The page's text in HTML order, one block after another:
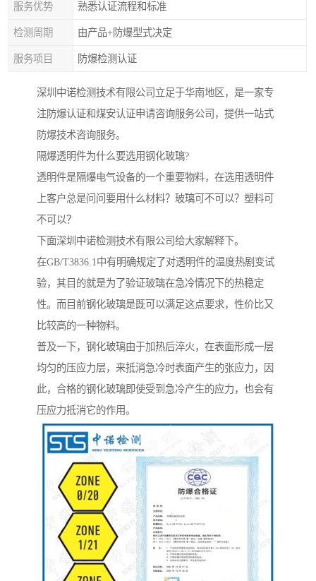
服务优势 熟悉认证流程和标准
检测周期 由产品+防爆型式决定
服务项目 防爆检测认证
深圳中诺检测技术有限公司立足于华南地区，是一家专
注防爆认证和煤安认证申请咨询服务公司，提供一站式
防爆技术咨询服务。
隔爆透明件为什么要选用钢化玻璃?
透明件是隔爆电气设备的一个重要物料，在选用透明件
上客户总是问问要用什么材料？玻璃可不可以？塑料可
不可以？
下面深圳中诺检测技术有限公司给大家解释下。
在GB/T3836.1中有明确规定了对透明件的温度热剧变试
验，其目的就是为了验证玻璃在急冷情况下的热稳定
性。而目前钢化玻璃是既可以满足这点要求，性价比又
比较高的一种物料。
普及一下，钢化玻璃由于加热后淬火，在表面形成一层
均匀的压应力层，来抵消急冷时表面产生的张应力，因
此，合格的钢化玻璃即使受到急冷产生的应力，也会有
压应力抵消它的作用。